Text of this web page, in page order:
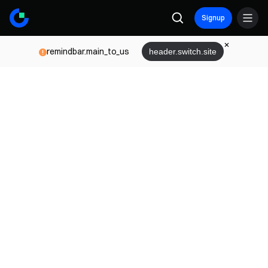
Signup
remindbar.main_to_us header.switch.site